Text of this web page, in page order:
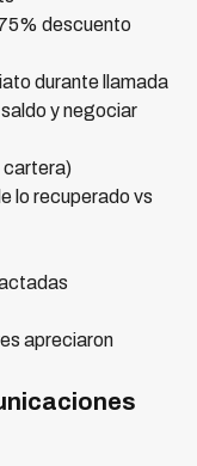
descuento
durante llamada
y negociar
cartera)
lo recuperado vs
apreciaron